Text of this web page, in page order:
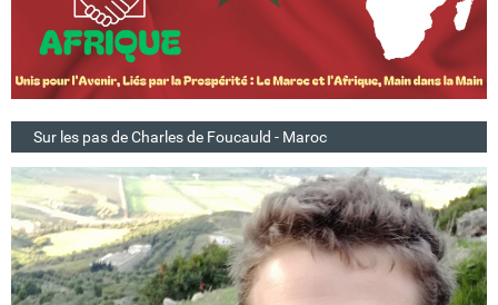
Sur les pas de Charles de Foucauld - Maroc